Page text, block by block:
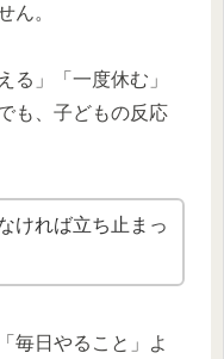
ん。
る」「一度休む」
も、子どもの反応
ければ立ち止まっ
毎日やること」よ